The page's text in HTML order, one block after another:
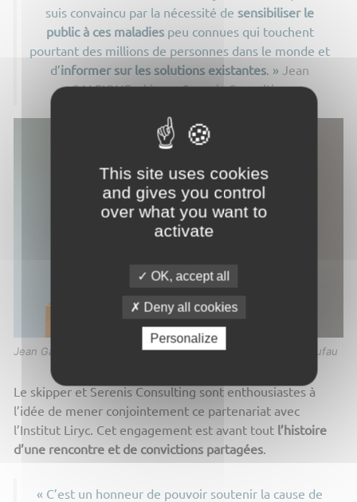
This site uses cookies
and gives you control
over what you want to
activate
OK, accept all
Deny all cookies
Personalize
suis convaincu par la nécessité de sensibiliser le
public à ces maladiespeu connues qui touchent
pourtant des millions de personnes dans le monde et
d’informer sur les solutions existantes. » Jean
GALFIONE, skipper Serenis Consulting
Jean Galfione, premier Parrain de l’Institut Liryc / @Gautier Dufau
Le skipper et Serenis Consulting sont enthousiastes à
l’idée de mener conjointement ce partenariat avec
l’Institut Liryc. Cet engagement est avant tout l’histoire
d’une rencontre et de convictions partagées.
« C’est un honneur de pouvoir soutenir la cause de